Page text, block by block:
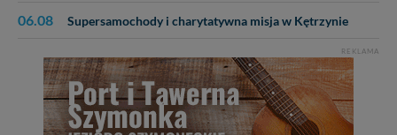
06.08 Supersamochody i charytatywna misja w Kętrzynie
REKLAMA